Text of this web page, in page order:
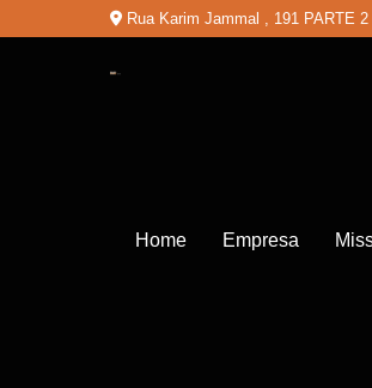
Rua Karim Jammal , 191 PARTE 2
Home Empresa